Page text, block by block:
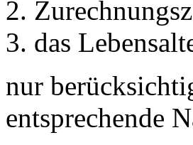
das
nur
entsprechende